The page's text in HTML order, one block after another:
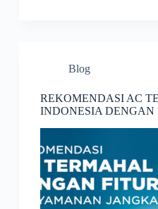
Blog
REKOMENDASI AC
INDONESIA